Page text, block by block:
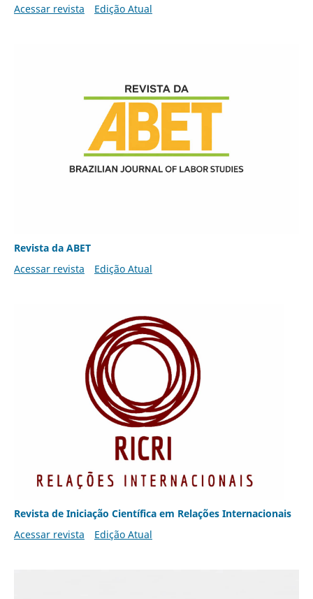
Acessar revista Edição Atual
Revista da ABET
Acessar revista
Edição Atual
Revista de Iniciação Científica em Relações Internacionais
Acessar revista
Edição Atual